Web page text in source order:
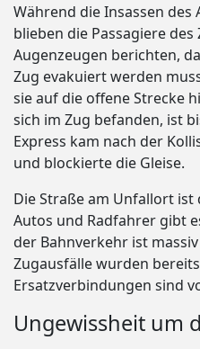
Während die Insassen des
blieben die Passagiere
Augenzeugen berichten,
Zug evakuiert werden
sie auf die offene Strecke
sich im Zug befanden, ist
Express kam nach der
und blockierte die Gleise.
Die Straße am Unfallort
Autos und Radfahrer gibt
der Bahnverkehr ist
Zugausfälle wurden
Ersatzverbindungen sind
Ungewissheit um